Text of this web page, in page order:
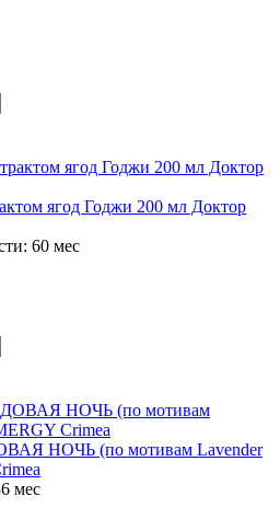
ягод Годжи 200 мл Доктор
60 мес
НОЧЬ (по мотивам Lavender
мес